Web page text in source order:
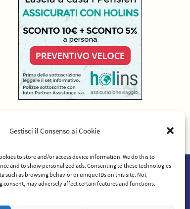
Gestisci il Consenso ai Cookie
to store and/or access device information. We do this to
and to show personalized ads. Consenting to these technologies
such as browsing behavior or unique IDs on this site. Not
may adversely affect certain features and functions.